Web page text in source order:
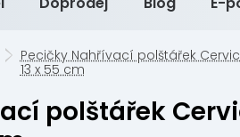
Pecičky Nahřívací polštářek
13 x 55 cm